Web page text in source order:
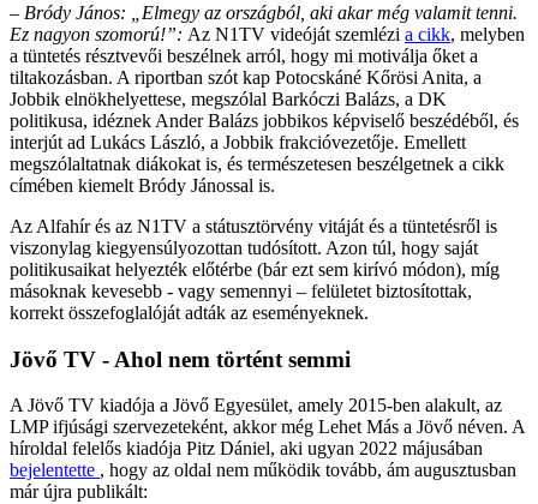
– Bródy János: „Elmegy az országból, aki akar még valamit tenni.
Ez nagyon szomorú!”: Az N1TV videóját szemlézi a cikk, melyben
a tüntetés résztvevői beszélnek arról, hogy mi motiválja őket a
tiltakozásban. A riportban szót kap Potocskáné Kőrösi Anita, a
Jobbik elnökhelyettese, megszólal Barkóczi Balázs, a DK
politikusa, idéznek Ander Balázs jobbikos képviselő beszédéből, és
interjút ad Lukács László, a Jobbik frakcióvezetője. Emellett
megszólaltatnak diákokat is, és természetesen beszélgetnek a cikk
címében kiemelt Bródy Jánossal is.
Az Alfahír és az N1TV a státusztörvény vitáját és a tüntetésről is
viszonylag kiegyensúlyozottan tudósított. Azon túl, hogy saját
politikusaikat helyezték előtérbe (bár ezt sem kirívó módon), míg
másoknak kevesebb - vagy semennyi – felületet biztosítottak,
korrekt összefoglalóját adták az eseményeknek.
Jövő TV - Ahol nem történt semmi
A Jövő TV kiadója a Jövő Egyesület, amely 2015-ben alakult, az
LMP ifjúsági szervezeteként, akkor még Lehet Más a Jövő néven. A
híroldal felelős kiadója Pitz Dániel, aki ugyan 2022 májusában
bejelentette , hogy az oldal nem működik tovább, ám augusztusban
már újra publikált: